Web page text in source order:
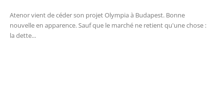
Atenor vient de céder son projet Olympia à Budapest. Bonne
nouvelle en apparence. Sauf que le marché ne retient qu'une chose :
la dette...